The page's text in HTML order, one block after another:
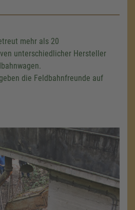
mehr als 20
unterschiedlicher Hersteller
die Feldbahnfreunde auf